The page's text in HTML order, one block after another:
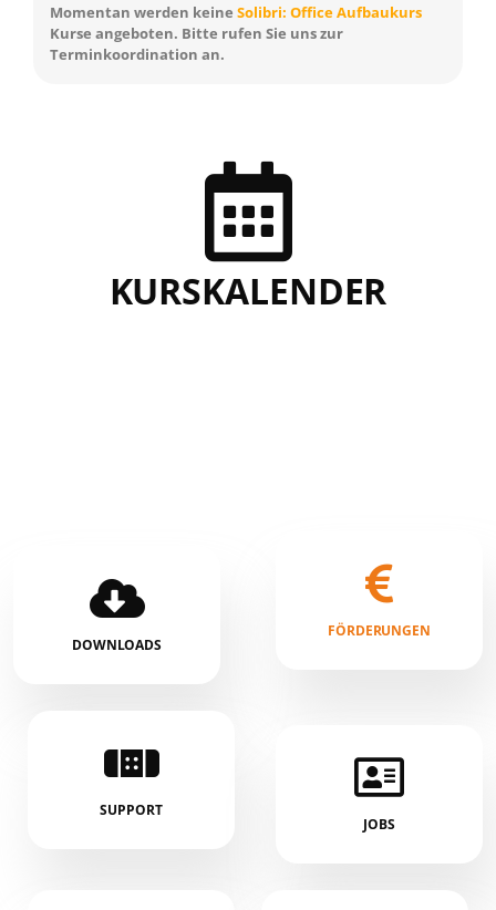
Momentan werden keine Solibri: Office Aufbaukurs
Kurse angeboten. Bitte rufen Sie uns zur
Terminkoordination an.
KURSKALENDER
DOWNLOADS
FÖRDERUNGEN
SUPPORT
JOBS